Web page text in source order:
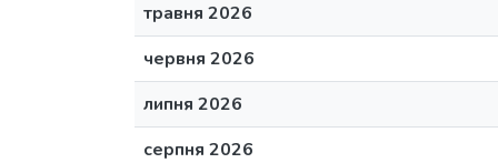
травня 2026
червня 2026
липня 2026
серпня 2026